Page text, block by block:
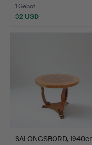
1 Gebot
32 USD
SALONGSBORD, 1940er